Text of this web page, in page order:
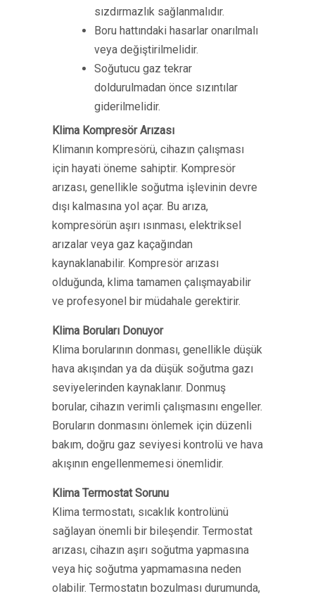
sızdırmazlık sağlanmalıdır.
Boru hattındaki hasarlar onarılmalı
veya değiştirilmelidir.
Soğutucu gaz tekrar
doldurulmadan önce sızıntılar
giderilmelidir.
Klima Kompresör Arızası
Klimanın kompresörü, cihazın çalışması
için hayati öneme sahiptir. Kompresör
arızası, genellikle soğutma işlevinin devre
dışı kalmasına yol açar. Bu arıza,
kompresörün aşırı ısınması, elektriksel
arızalar veya gaz kaçağından
kaynaklanabilir. Kompresör arızası
olduğunda, klima tamamen çalışmayabilir
ve profesyonel bir müdahale gerektirir.
Klima Boruları Donuyor
Klima borularının donması, genellikle düşük
hava akışından ya da düşük soğutma gazı
seviyelerinden kaynaklanır. Donmuş
borular, cihazın verimli çalışmasını engeller.
Boruların donmasını önlemek için düzenli
bakım, doğru gaz seviyesi kontrolü ve hava
akışının engellenmemesi önemlidir.
Klima Termostat Sorunu
Klima termostatı, sıcaklık kontrolünü
sağlayan önemli bir bileşendir. Termostat
arızası, cihazın aşırı soğutma yapmasına
veya hiç soğutma yapmamasına neden
olabilir. Termostatın bozulması durumunda,